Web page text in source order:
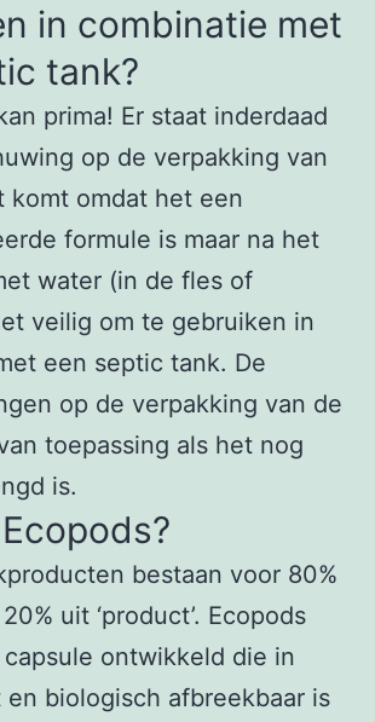
in combinatie met
tank?
prima! Er staat inderdaad
op de verpakking van
komt omdat het een
formule is maar na het
water (in de fles of
veilig om te gebruiken in
een septic tank. De
op de verpakking van de
toepassing als het nog
is.
bestaan voor 80%
uit ‘product’. Ecopods
ontwikkeld die in
biologisch afbreekbaar is